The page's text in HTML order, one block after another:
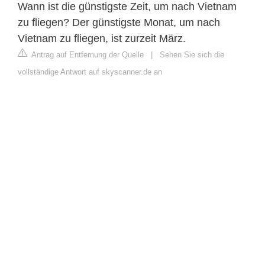
Wann ist die günstigste Zeit, um nach Vietnam
zu fliegen? Der günstigste Monat, um nach
Vietnam zu fliegen, ist zurzeit März.
Antrag auf Entfernung der Quelle | Sehen Sie sich die
vollständige Antwort auf skyscanner.de an